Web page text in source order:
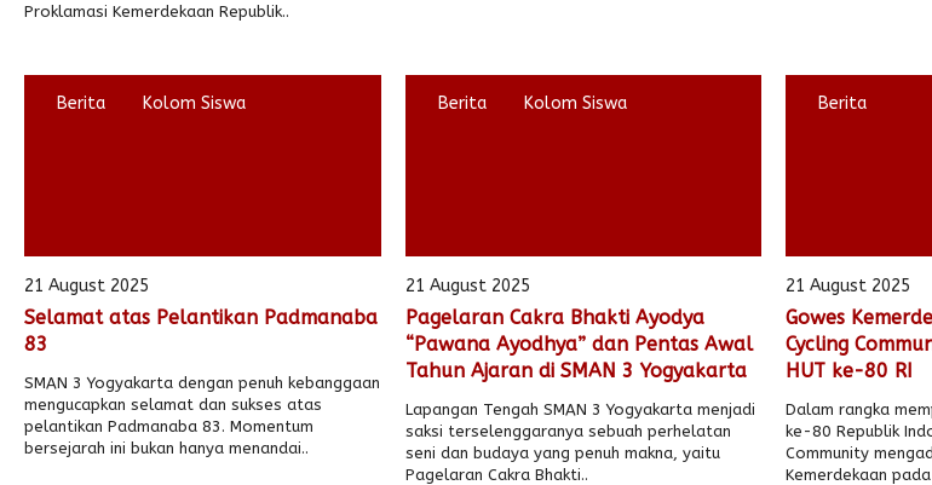
Proklamasi Kemerdekaan Republik..
Berita Kolom Siswa
21 August 2025
Selamat atas Pelantikan Padmanaba
83
SMAN 3 Yogyakarta dengan penuh kebanggaan
mengucapkan selamat dan sukses atas
pelantikan Padmanaba 83. Momentum
bersejarah ini bukan hanya menandai..
Berita Kolom Siswa
21 August 2025
Pagelaran Cakra Bhakti Ayodya
“Pawana Ayodhya” dan Pentas Awal
Tahun Ajaran di SMAN 3 Yogyakarta
Lapangan Tengah SMAN 3 Yogyakarta menjadi
saksi terselenggaranya sebuah perhelatan
seni dan budaya yang penuh makna, yaitu
Pagelaran Cakra Bhakti..
Berita
21 August 2025
Gowes
Cycling
HUT ke-80 RI
Dalam rangka
ke-80 Republik
Community
Kemerdekaan